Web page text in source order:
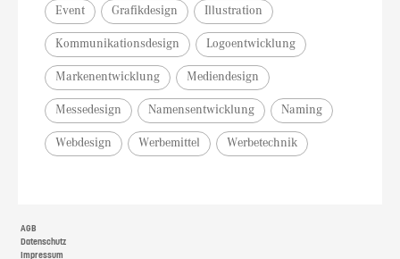
Event Grafikdesign Illustration
Kommunikationsdesign Logoentwicklung
Markenentwicklung Mediendesign
Messedesign Namensentwicklung Naming
Webdesign Werbemittel Werbetechnik
AGB
Datenschutz
Impressum